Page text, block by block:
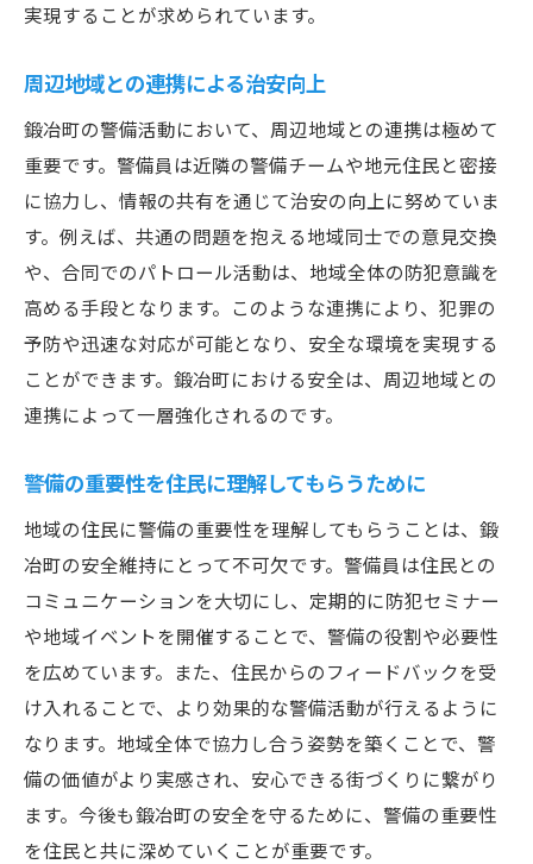
実現することが求められています。
周辺地域との連携による治安向上
鍛冶町の警備活動において、周辺地域との連携は極めて
重要です。警備員は近隣の警備チームや地元住民と密接
に協力し、情報の共有を通じて治安の向上に努めていま
す。例えば、共通の問題を抱える地域同士での意見交換
や、合同でのパトロール活動は、地域全体の防犯意識を
高める手段となります。このような連携により、犯罪の
予防や迅速な対応が可能となり、安全な環境を実現する
ことができます。鍛冶町における安全は、周辺地域との
連携によって一層強化されるのです。
警備の重要性を住民に理解してもらうために
地域の住民に警備の重要性を理解してもらうことは、鍛
冶町の安全維持にとって不可欠です。警備員は住民との
コミュニケーションを大切にし、定期的に防犯セミナー
や地域イベントを開催することで、警備の役割や必要性
を広めています。また、住民からのフィードバックを受
け入れることで、より効果的な警備活動が行えるように
なります。地域全体で協力し合う姿勢を築くことで、警
備の価値がより実感され、安心できる街づくりに繋がり
ます。今後も鍛冶町の安全を守るために、警備の重要性
を住民と共に深めていくことが重要です。